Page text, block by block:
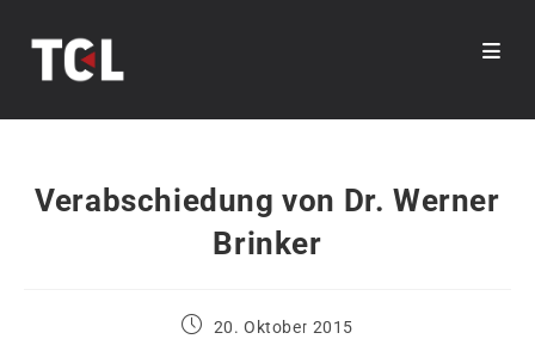
Inhalt
Verabschiedung von Dr. Werner
Brinker
Beitrag20. Oktober 2015